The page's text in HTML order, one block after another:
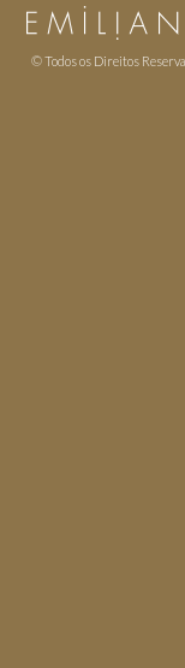
© Todos os Direitos